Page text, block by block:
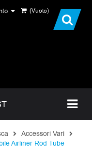
(Vuoto)
Accessori Vari
Airliner Rod Tube